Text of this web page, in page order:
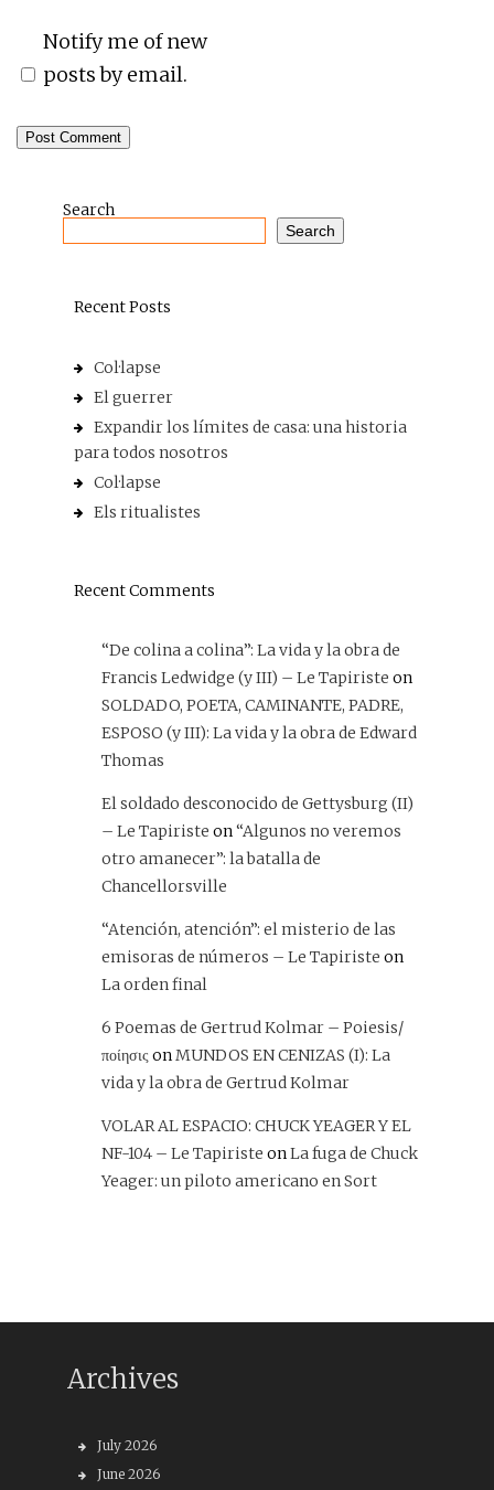
Notify me of new
posts by email.
Search
Search
Recent Posts
Col·lapse
El guerrer
Expandir los límites de casa: una historia
para todos nosotros
Col·lapse
Els ritualistes
Recent Comments
“De colina a colina”: La vida y la obra de
Francis Ledwidge (y III) – Le Tapiriste on
SOLDADO, POETA, CAMINANTE, PADRE,
ESPOSO (y III): La vida y la obra de Edward
Thomas
El soldado desconocido de Gettysburg (II)
– Le Tapiriste on“Algunos no veremos
otro amanecer”: la batalla de
Chancellorsville
“Atención, atención”: el misterio de las
emisoras de números – Le Tapiriste on
La orden final
6 Poemas de Gertrud Kolmar – Poiesis/
ποίησις onMUNDOS EN CENIZAS (I): La
vida y la obra de Gertrud Kolmar
VOLAR AL ESPACIO: CHUCK YEAGER Y EL
NF-104 – Le Tapiriste onLa fuga de Chuck
Yeager: un piloto americano en Sort
Archives
July 2026
June 2026